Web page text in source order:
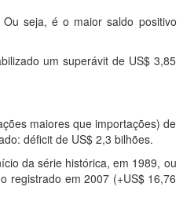
seja, é o maior saldo positivo
um superávit de US$ 3,85
maiores que importações) de
déficit de US$ 2,3 bilhões.
da série histórica, em 1989, ou
registrado em 2007 (+US$ 16,76